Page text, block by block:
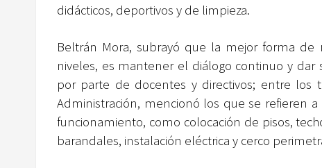
didácticos, deportivos y de limpieza.
Beltrán Mora, subrayó que la mejor forma
niveles, es mantener el diálogo continuo y
por parte de docentes y directivos; entre los
Administración, mencionó los que se refieren
funcionamiento, como colocación de pisos,
barandales, instalación eléctrica y cerco